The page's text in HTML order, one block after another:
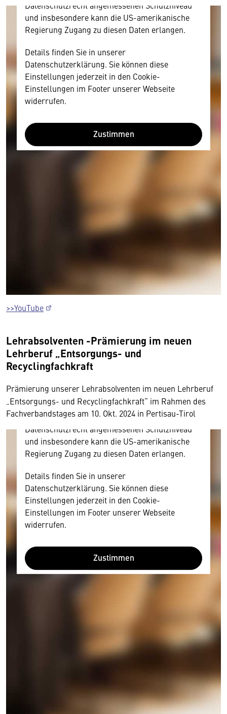
Datenschutzrecht angemessenen Schutzniveau
und insbesondere kann die US-amerikanische
Regierung Zugang zu diesen Daten erlangen.
Details finden Sie in unserer
Datenschutzerklärung. Sie können diese
Einstellungen jederzeit in den Cookie-
Einstellungen im Footer unserer Webseite
widerrufen.
Zustimmen
>>YouTube
Lehrabsolventen -Prämierung im neuen
Lehrberuf „Entsorgungs- und
Recyclingfachkraft
Prämierung unserer Lehrabsolventen im neuen Lehrberuf
„Entsorgungs- und Recyclingfachkraft“ im Rahmen des
Fachverbandstages am 10. Okt. 2024 in Pertisau-Tirol
Hier würden wir Ihnen gerne einen externen
Inhalt anzeigen. Dafür benötigen wir allerdings
Ihre Zustimmung, da Ihr Browser
und Nutzerverhalten mitunter mit US-
amerikanischen Anbietern austauscht.
Diese Daten unterliegen keinem dem EU-
Datenschutzrecht angemessenen Schutzniveau
und insbesondere kann die US-amerikanische
Regierung Zugang zu diesen Daten erlangen.
Details finden Sie in unserer
Datenschutzerklärung. Sie können diese
Einstellungen jederzeit in den Cookie-
Einstellungen im Footer unserer Webseite
widerrufen.
Zustimmen